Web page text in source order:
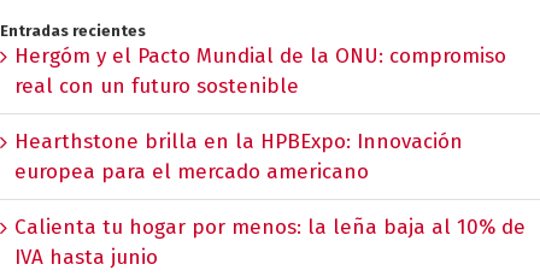
Entradas recientes
Hergóm y el Pacto Mundial de la ONU: compromiso
real con un futuro sostenible
Hearthstone brilla en la HPBExpo: Innovación
europea para el mercado americano
Calienta tu hogar por menos: la leña baja al 10% de
IVA hasta junio